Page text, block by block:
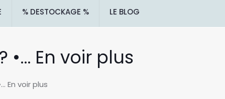
% DESTOCKAGE % LE BLOG
•… En voir plus
En voir plus